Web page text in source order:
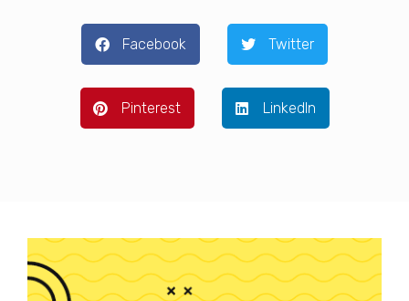
Facebook Twitter
Pinterest LinkedIn